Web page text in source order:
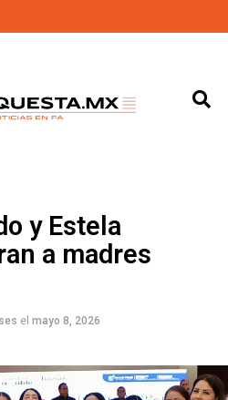
y Estela
a madres
el mayo 8, 2026